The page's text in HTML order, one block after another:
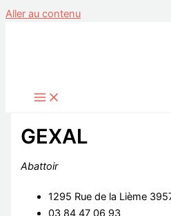
Aller au contenu
GEXAL
Abattoir
1295 Rue de la Lième